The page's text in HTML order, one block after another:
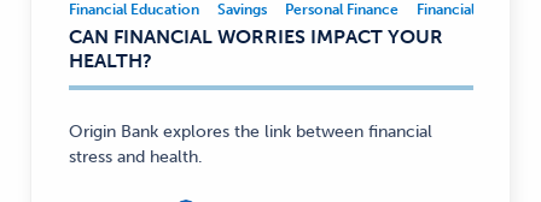
Financial
Education,
Savings,
Finance
—
Financial Education Savings Personal Finance Financial
CAN FINANCIAL WORRIES IMPACT YOUR
HEALTH?
Origin Bank explores the link between financial
stress and health.